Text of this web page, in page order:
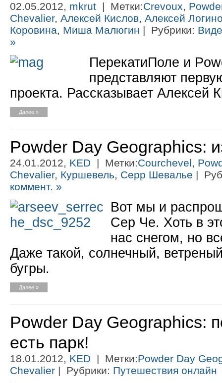
02.05.2012, mkrut | Метки:Crevoux,
Chevalier, Алексей Кислов, Алексей
Коровина, Миша Малюгин | Рубрики:
»
ПерекатиПоле и
представляют
проекта. Рассказывает Алексей
Далее »
Powder Day Geographics:
24.01.2012, KED | Метки:Courchevel,
Chevalier, Куршевель, Серр Шевалье |
коммент. »
Вот мы и
Сер Че. Хоть в
нас снегом, но
Даже такой, солнечный,
бугры.
Далее »
Powder Day Geographics:
есть парк!
18.01.2012, KED | Метки:Powder Day
Chevalier | Рубрики: Путешествия онлайн